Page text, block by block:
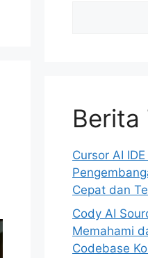
Berita
Cursor AI
Cepat dan
Cody AI
Memahami
Codebase